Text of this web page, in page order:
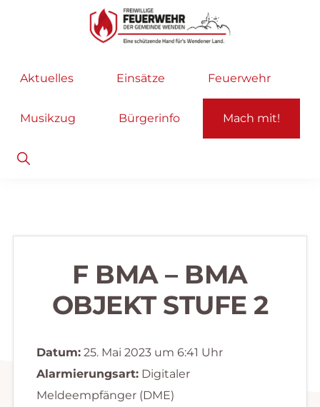
Hauptnavigation
Feuerwehr
helfen
selbstverständlich!
Aktuelles Einsätze Feuerwehr
Musikzug Bürgerinfo Mach mit!
Show
Search
F BMA – BMA
OBJEKT STUFE 2
Datum:25. Mai 2023 um 6:41 Uhr
Alarmierungsart:Digitaler
Meldeempfänger (DME)